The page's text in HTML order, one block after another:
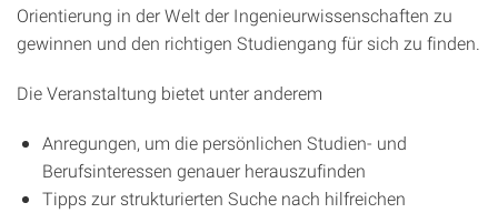
Orientierung in der Welt der Ingenieurwissenschaften zu
gewinnen und den richtigen Studiengang für sich zu finden.
Die Veranstaltung bietet unter anderem
Anregungen, um die persönlichen Studien- und
Berufsinteressen genauer herauszufinden
Tipps zur strukturierten Suche nach hilfreichen